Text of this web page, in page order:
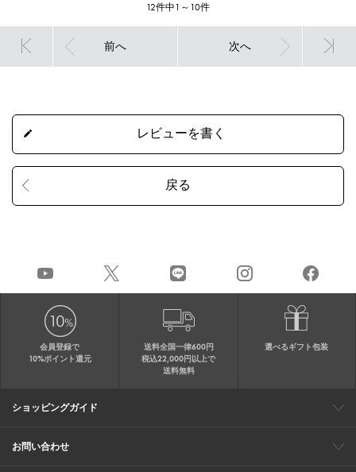
12件中1～10件
前へ 次へ
会員登録で
10%ポイント還元
送料全国一律600円
税込22,000円以上で
送料無料
選べるギフト包装
ショッピングガイド
会員特典
ご購入・配送について
返品について
ギフト包装
FAQ
サイトマップ
お問い合わせ